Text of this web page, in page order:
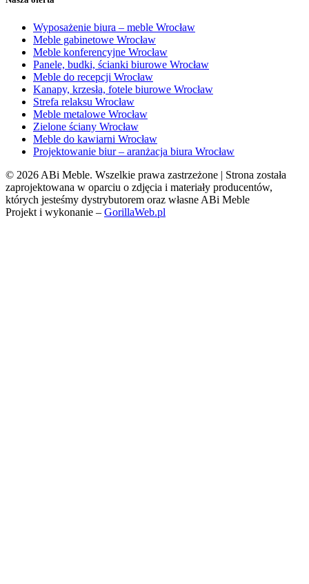
Wyposażenie biura – meble Wrocław
Meble gabinetowe Wrocław
Meble konferencyjne Wrocław
Panele, budki, ścianki biurowe Wrocław
Meble do recepcji Wrocław
Kanapy, krzesła, fotele biurowe Wrocław
Strefa relaksu Wrocław
Meble metalowe Wrocław
Zielone ściany Wrocław
Meble do kawiarni Wrocław
Projektowanie biur – aranżacja biura Wrocław
© 2026 ABi Meble. Wszelkie prawa zastrzeżone | Strona została
zaprojektowana w oparciu o zdjęcia i materiały producentów,
których jesteśmy dystrybutorem oraz własne ABi Meble
Projekt i wykonanie – GorillaWeb.pl